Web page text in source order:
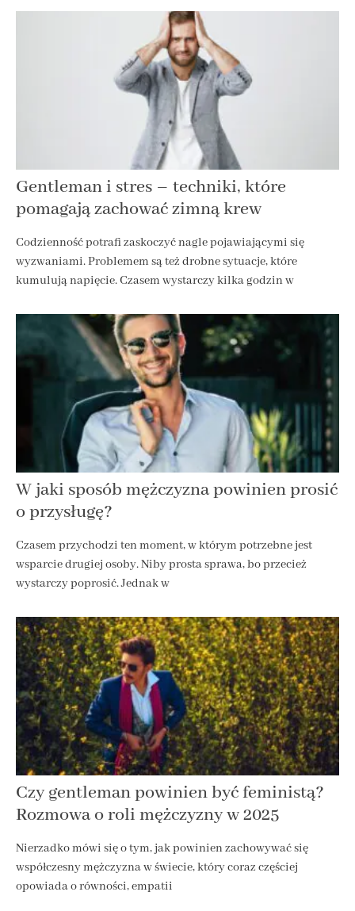
Gentleman i stres – techniki, które
pomagają zachować zimną krew
Codzienność potrafi zaskoczyć nagle pojawiającymi się
wyzwaniami. Problemem są też drobne sytuacje, które
kumulują napięcie. Czasem wystarczy kilka godzin w
W jaki sposób mężczyzna powinien prosić
o przysługę?
Czasem przychodzi ten moment, w którym potrzebne jest
wsparcie drugiej osoby. Niby prosta sprawa, bo przecież
wystarczy poprosić. Jednak w
Czy gentleman powinien być feministą?
Rozmowa o roli mężczyzny w 2025
Nierzadko mówi się o tym, jak powinien zachowywać się
współczesny mężczyzna w świecie, który coraz częściej
opowiada o równości, empatii